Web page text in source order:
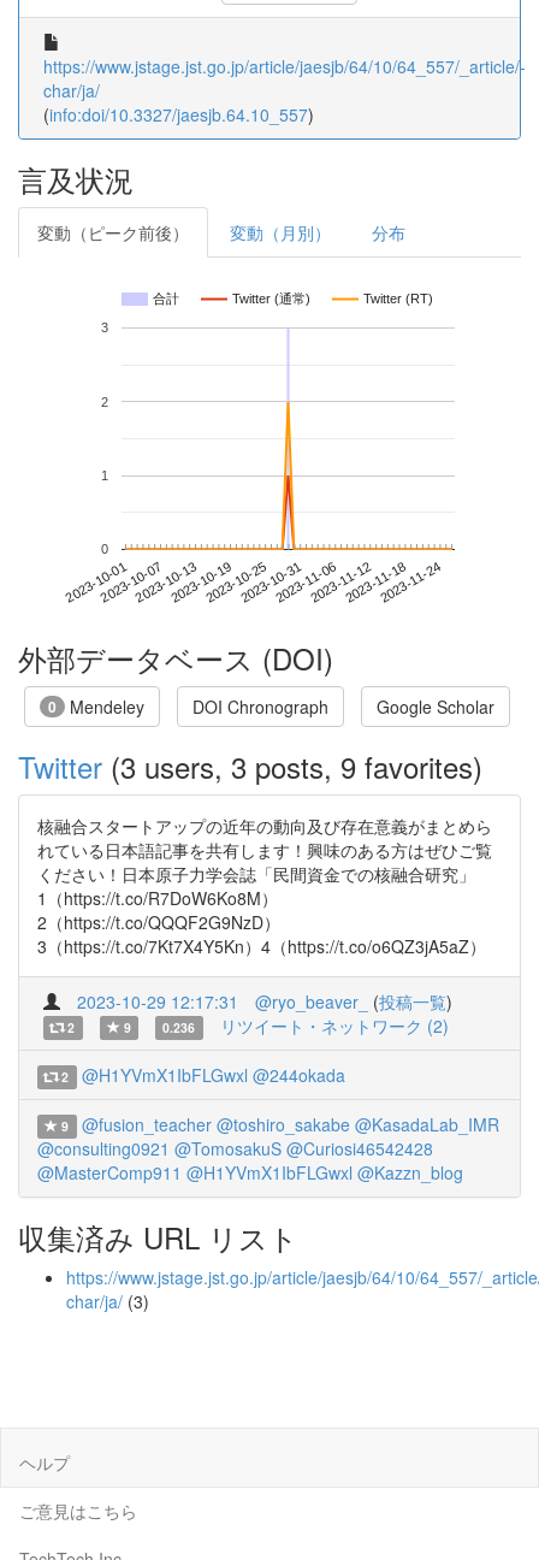
https://www.jstage.jst.go.jp/article/jaesjb/64/10/64_557/_article/-
char/ja/
(info:doi/10.3327/jaesjb.64.10_557)
言及状況
変動（ピーク前後） 変動（月別） 分布
合計 Twitter (通常) Twitter (RT)
2023-10-012023-10-072023-10-132023-10-192023-10-252023-10-312023-11-062023-11-122023-11-182023-11-24
0
1
2
3
外部データベース (DOI)
0 Mendeley DOI Chronograph Google Scholar
Twitter (3 users, 3 posts, 9 favorites)
核融合スタートアップの近年の動向及び存在意義がまとめら
れている日本語記事を共有します！興味のある方はぜひご覧
ください！日本原子力学会誌「民間資金での核融合研究」
1（https://t.co/R7DoW6Ko8M）
2（https://t.co/QQQF2G9NzD）
3（https://t.co/7Kt7X4Y5Kn）4（https://t.co/o6QZ3jA5aZ）
2023-10-29 12:17:31 @ryo_beaver_ (投稿一覧)
2 9 0.236 リツイート・ネットワーク (2)
2 @H1YVmX1IbFLGwxl @244okada
9 @fusion_teacher @toshiro_sakabe @KasadaLab_IMR
@consulting0921 @TomosakuS @Curiosi46542428
@MasterComp911 @H1YVmX1IbFLGwxl @Kazzn_blog
収集済み URL リスト
https://www.jstage.jst.go.jp/article/jaesjb/64/10/64_557/
char/ja/ (3)
ヘルプ
ご意見はこちら